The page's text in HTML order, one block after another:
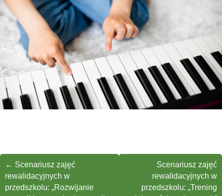
← Scenariusz zajęć
rewalidacyjnych w
przedszkolu: „Rozwijanie
Scenariusz zajęć
rewalidacyjnych w
przedszkolu: „Trening